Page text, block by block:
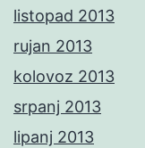
listopad 2013
rujan 2013
kolovoz 2013
srpanj 2013
lipanj 2013